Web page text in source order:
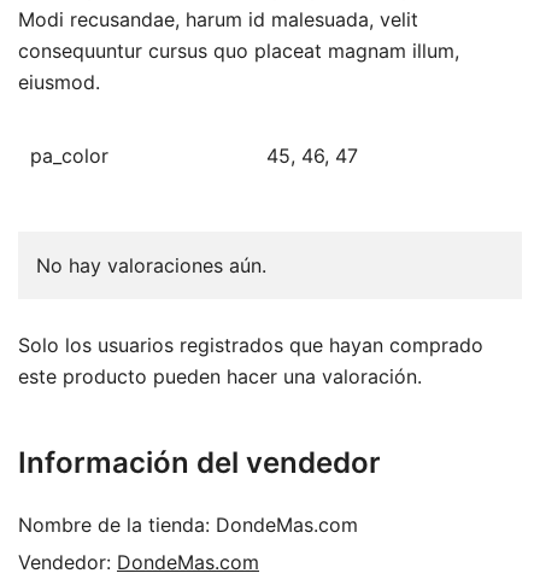
Modi recusandae, harum id malesuada, velit
consequuntur cursus quo placeat magnam illum,
eiusmod.
pa_color 45, 46, 47
No hay valoraciones aún.
Solo los usuarios registrados que hayan comprado
este producto pueden hacer una valoración.
Información del vendedor
Nombre de la tienda: DondeMas.com
Vendedor: DondeMas.com